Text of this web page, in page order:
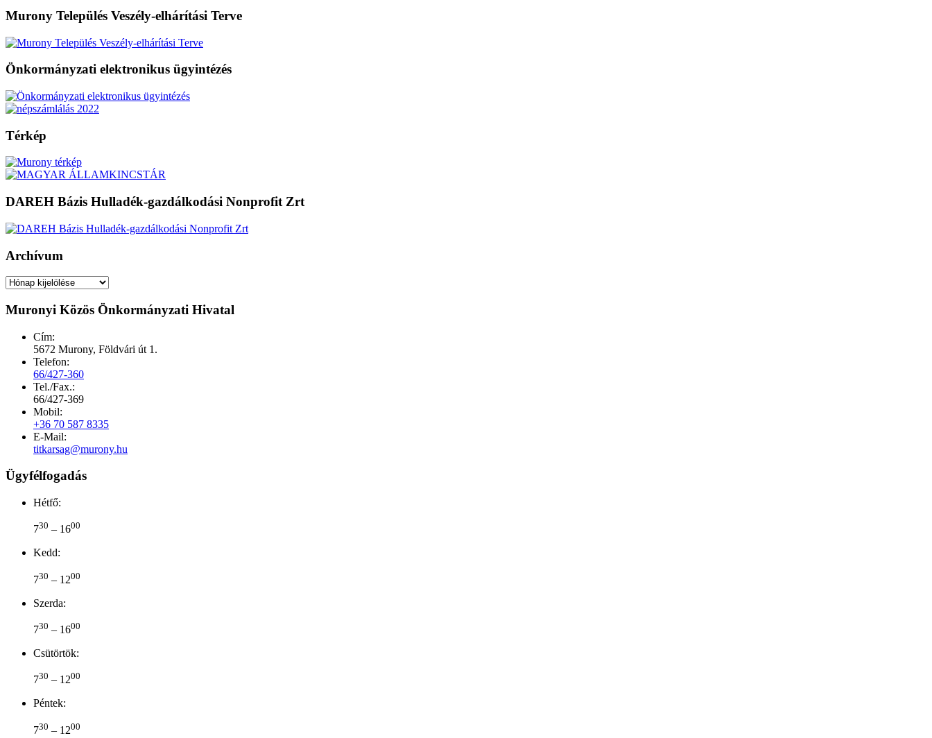
Murony Település Veszély-elhárítási Terve
Önkormányzati elektronikus ügyintézés
Térkép
DAREH Bázis Hulladék-gazdálkodási Nonprofit Zrt
Archívum
Archívum
Muronyi Közös Önkormányzati Hivatal
Cím:
5672 Murony, Földvári út 1.
Telefon:
66/427-360
Tel./Fax.:
66/427-369
Mobil:
+36 70 587 8335
E-Mail:
titkarsag@murony.hu
Ügyfélfogadás
Hétfő:
730 – 1600
Kedd:
730 – 1200
Szerda:
730 – 1600
Csütörtök:
730 – 1200
Péntek:
730 – 1200